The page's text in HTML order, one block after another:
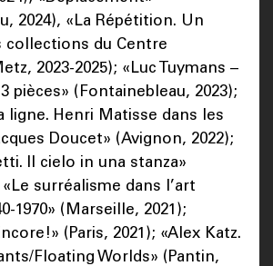
2024), «La Répétition. Un
collections du Centre
2023-2025); «Luc Tuymans –
pièces» (Fontainebleau, 2023);
ligne. Henri Matisse dans les
Doucet» (Avignon, 2022);
Il cielo in una stanza»
surréalisme dans l’art
1970» (Marseille, 2021);
(Paris, 2021); «Alex Katz.
Floating Worlds» (Pantin,